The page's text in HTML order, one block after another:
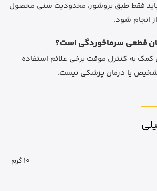
فقط طبق بروشور، محدودیت سنی محصول
انجام شود.
قطعی سرماخوردگی است؟
کمک به کنترل موقت برخی علائم استفاده
یا درمان پزشکی نیست.
10 گرم